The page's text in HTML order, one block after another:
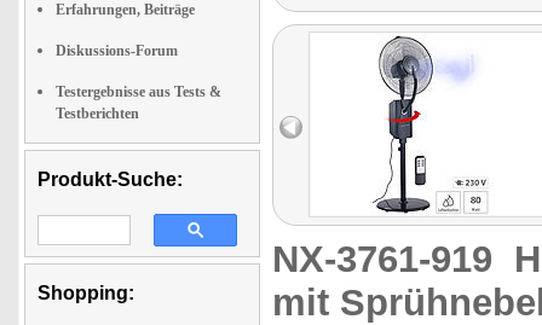
Erfahrungen, Beiträge
Diskussions-Forum
Testergebnisse aus Tests &
Testberichten
Produkt-Suche:
Shopping:
NX-3761-919
mit